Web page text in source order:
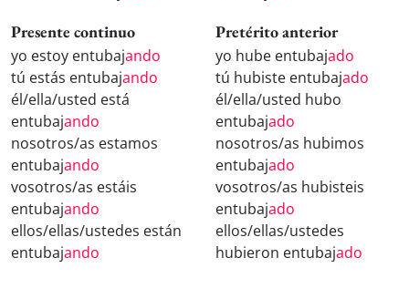
Presente continuo
yo estoy entubajando
tú estás entubajando
él/ella/usted está
entubajando
nosotros/as estamos
entubajando
vosotros/as estáis
entubajando
ellos/ellas/ustedes están
entubajando
Pretérito anterior
yo hube entubajado
tú hubiste entubajado
él/ella/usted hubo
entubajado
nosotros/as hubimos
entubajado
vosotros/as hubisteis
entubajado
ellos/ellas/ustedes
hubieron entubajado